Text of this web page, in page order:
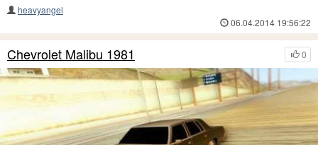
heavyangel
06.04.2014 19:56:22
0
Chevrolet Malibu 1981